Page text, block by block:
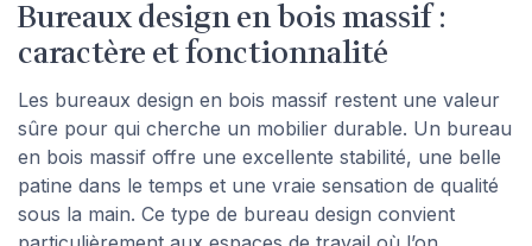
Bureaux design en bois massif :
caractère et fonctionnalité
Les bureaux design en bois massif restent une valeur
sûre pour qui cherche un mobilier durable. Un bureau
en bois massif offre une excellente stabilité, une belle
patine dans le temps et une vraie sensation de qualité
sous la main. Ce type de bureau design convient